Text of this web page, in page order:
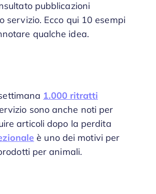
pubblicazioni
Ecco qui 10 esempi
qualche idea.
1.000 ritratti
sono anche noti per
articoli dopo la perdita
è uno dei motivi per
per animali.